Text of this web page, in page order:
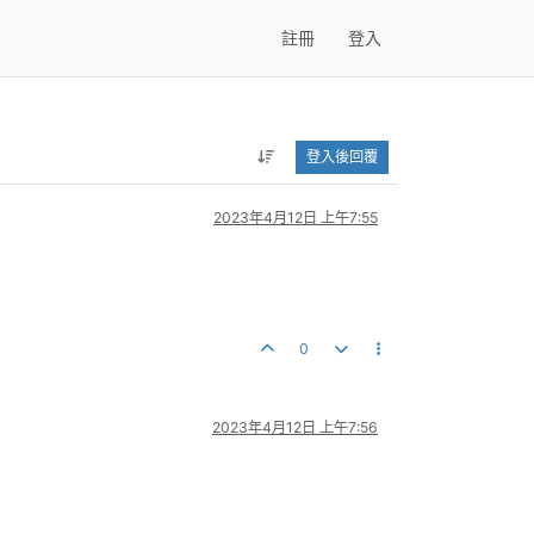
註冊 登入
登入後回覆
2023年4月12日 上午7:55
0
2023年4月12日 上午7:56